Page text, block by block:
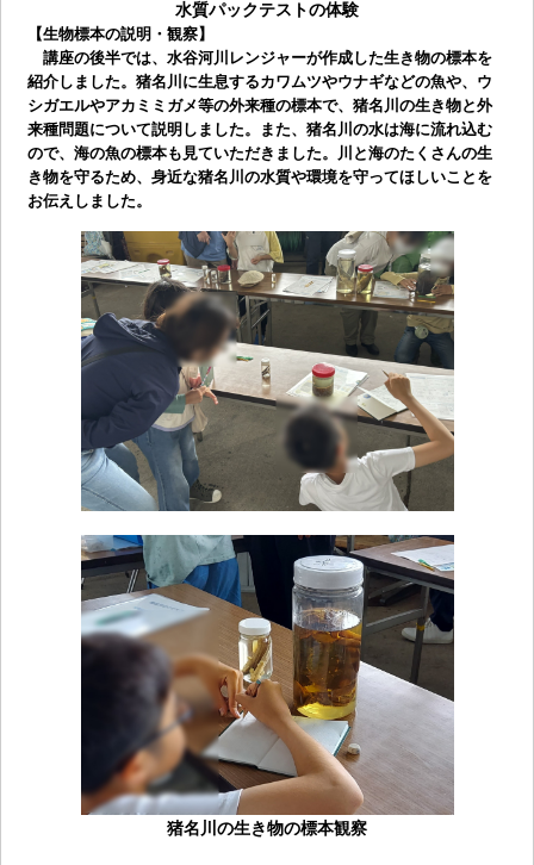
水質パックテストの体験
【生物標本の説明・観察】
講座の後半では、水谷河川レンジャーが作成した生き物の標本を
紹介しました。猪名川に生息するカワムツやウナギなどの魚や、ウ
シガエルやアカミミガメ等の外来種の標本で、猪名川の生き物と外
来種問題について説明しました。また、猪名川の水は海に流れ込む
ので、海の魚の標本も見ていただきました。川と海のたくさんの生
き物を守るため、身近な猪名川の水質や環境を守ってほしいことを
お伝えしました。
猪名川の生き物の標本観察